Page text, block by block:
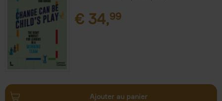
€ 34,99
Ajouter au panier